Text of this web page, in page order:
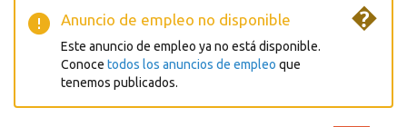
Anuncio de empleo no disponible
Este anuncio de empleo ya no está disponible.
Conoce todos los anuncios de empleo que
tenemos publicados.
�